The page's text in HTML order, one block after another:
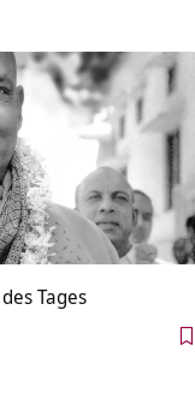
Tages